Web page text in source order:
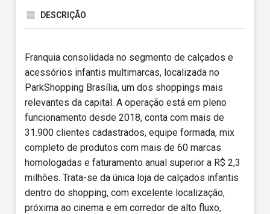
DESCRIÇÃO
Franquia consolidada no segmento de calçados e
acessórios infantis multimarcas, localizada no
ParkShopping Brasília, um dos shoppings mais
relevantes da capital. A operação está em pleno
funcionamento desde 2018, conta com mais de
31.900 clientes cadastrados, equipe formada, mix
completo de produtos com mais de 60 marcas
homologadas e faturamento anual superior a R$ 2,3
milhões. Trata-se da única loja de calçados infantis
dentro do shopping, com excelente localização,
próxima ao cinema e em corredor de alto fluxo,